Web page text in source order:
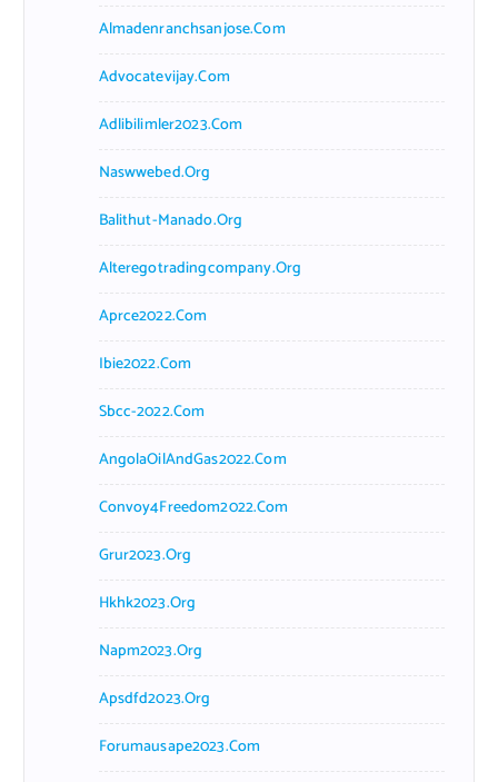
Almadenranchsanjose.com
Advocatevijay.com
Adlibilimler2023.com
Naswwebed.org
Balithut-Manado.org
Alteregotradingcompany.org
Aprce2022.com
Ibie2022.com
Sbcc-2022.com
AngolaOilAndGas2022.com
Convoy4Freedom2022.com
Grur2023.org
Hkhk2023.org
Napm2023.org
Apsdfd2023.org
Forumausape2023.com